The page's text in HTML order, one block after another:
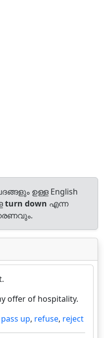
ഉള്ള English
turn down എന്ന
offer of hospitality.
pass up, refuse, reject